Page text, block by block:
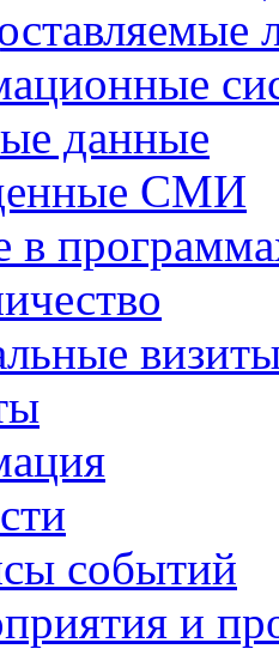
данные
СМИ
в
событий
и